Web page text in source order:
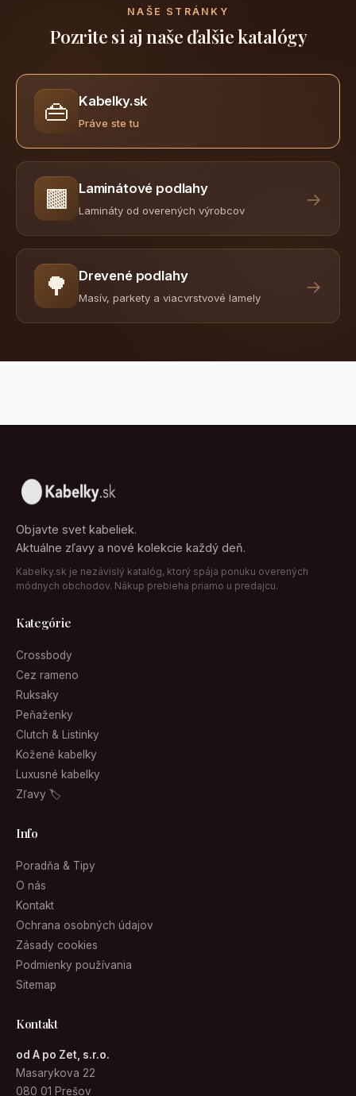
NAŠE STRÁNKY
Pozrite si aj naše ďalšie katalógy
👜 Kabelky.sk
Práve ste tu
🟫 Laminátové podlahy
Lamináty od overených výrobcov
→
🌳 Drevené podlahy
Masív, parkety a viacvrstvové lamely
→
Objavte svet kabeliek.
Aktuálne zľavy a nové kolekcie každý deň.
Kabelky.sk je nezávislý katalóg, ktorý spája ponuku overených
módnych obchodov. Nákup prebieha priamo u predajcu.
Kategórie
Crossbody
Cez rameno
Ruksaky
Peňaženky
Clutch & Listinky
Kožené kabelky
Luxusné kabelky
Zľavy 🏷
Info
Poradňa & Tipy
O nás
Kontakt
Ochrana osobných údajov
Zásady cookies
Podmienky používania
Sitemap
Kontakt
od A po Zet, s.r.o.
Masarykova 22
080 01 Prešov